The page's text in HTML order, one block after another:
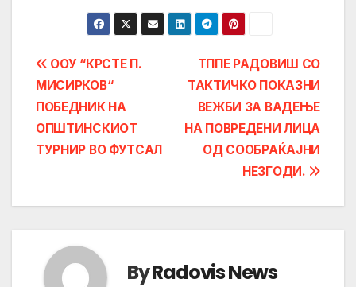
Post
navigation
ТППЕ РАДОВИШ СО
ТАКТИЧКО ПОКАЗНИ
ВЕЖБИ ЗА ВАДЕЊЕ
НА ПОВРЕДЕНИ ЛИЦА
ОД СООБРАЌАЈНИ
НЕЗГОДИ.
ООУ “КРСТЕ П.
МИСИРКОВ“
ПОБЕДНИК НА
ОПШТИНСКИОТ
ТУРНИР ВО ФУТСАЛ
ByRadovis News